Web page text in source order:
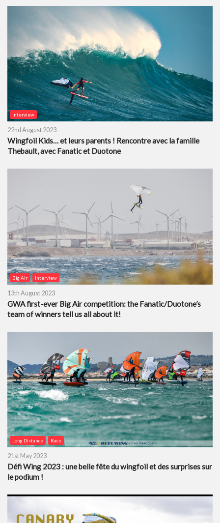
Interview
22nd August 2023
Wingfoil Kids… et leurs parents ! Rencontre avec la famille
Thebault, avec Fanatic et Duotone
Big Air Interview
13th August 2023
GWA first-ever Big Air competition: the Fanatic/Duotone’s
team of winners tell us all about it!
Long Distance Race
21st May 2023
Défi Wing 2023 : une belle fête du wingfoil et des surprises sur
le podium !